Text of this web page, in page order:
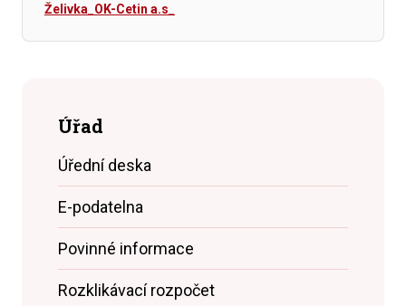
Želivka_OK-Cetin a.s_
Úřad
Úřední deska
E-podatelna
Povinné informace
Rozklikávací rozpočet